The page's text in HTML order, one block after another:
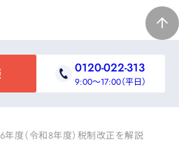
0120-022-313
9:00～17:00（平日）
年度（令和8年度）税制改正を解説